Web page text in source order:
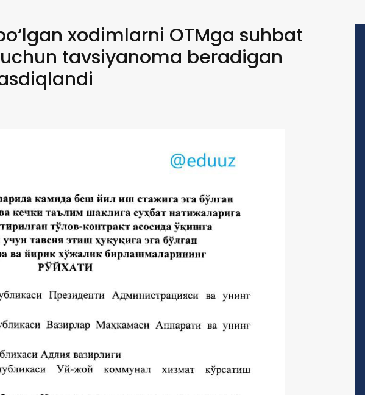
xodimlarni OTMga suhbat
tavsiyanoma beradigan